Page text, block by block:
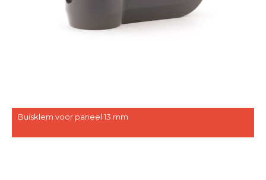
Buisklem voor paneel 13 mm